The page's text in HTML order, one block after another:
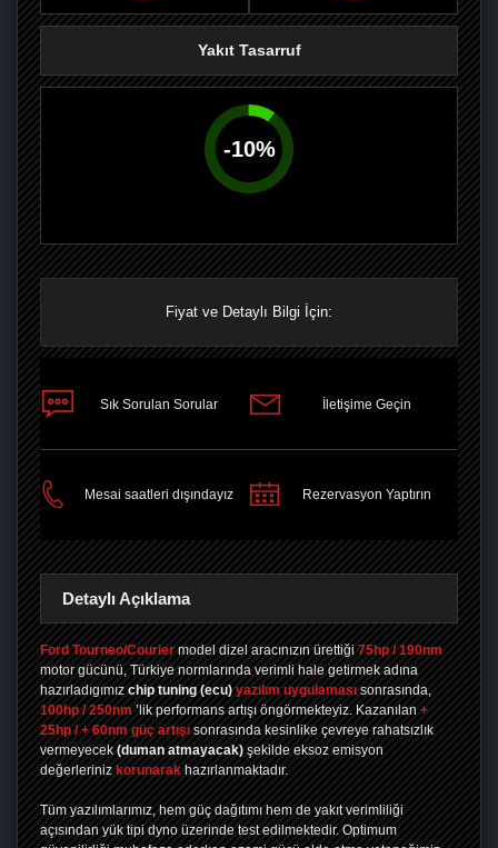
Yakıt Tasarruf
-10%
Fiyat ve Detaylı Bilgi İçin:
Sık Sorulan Sorular İletişime Geçin
Mesai saatleri dışındayız Rezervasyon Yaptırın
Detaylı Açıklama
Ford Tourneo/Courier model dizel aracınızın ürettiği 75hp / 190nm
motor gücünü, Türkiye normlarında verimli hale getirmek adına
hazırladıgımız chip tuning (ecu) yazılım uygulaması sonrasında,
100hp / 250nm ’lik performans artışı öngörmekteyiz. Kazanılan +
25hp / + 60nm güç artışı sonrasında kesinlike çevreye rahatsızlık
vermeyecek (duman atmayacak) şekilde eksoz emisyon
değerleriniz korunarak hazırlanmaktadır.
Tüm yazılımlarımız, hem güç dağıtımı hem de yakıt verimliliği
açısından yük tipi dyno üzerinde test edilmektedir. Optimum